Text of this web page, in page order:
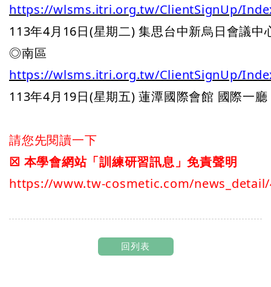
https://wlsms.itri.org.tw/ClientSignUp/
113年4月16日(星期二) 集思台中新烏日會議中
https://wlsms.itri.org.tw/ClientSignUp/
113年4月19日(星期五) 蓮潭國際會館 國際一廳
☒ 本學會網站「訓練研習訊息」免責聲明
https://www.tw-cosmetic.com/
回列表